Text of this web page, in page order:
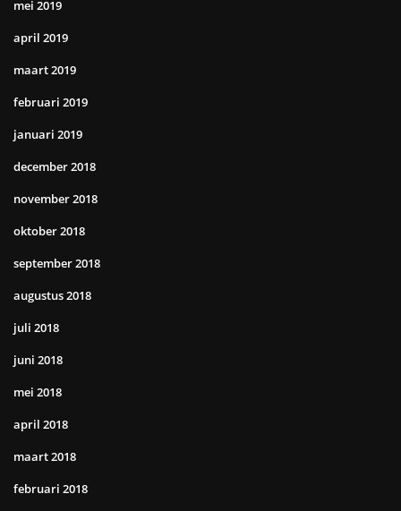
mei 2019
april 2019
maart 2019
februari 2019
januari 2019
december 2018
november 2018
oktober 2018
september 2018
augustus 2018
juli 2018
juni 2018
mei 2018
april 2018
maart 2018
februari 2018